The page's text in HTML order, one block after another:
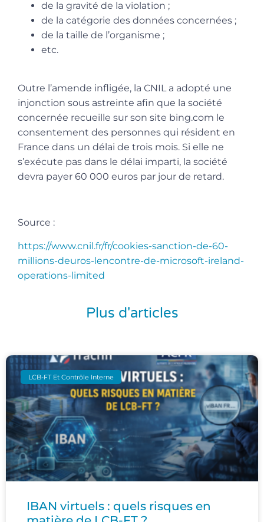
de la gravité de la violation ;
de la catégorie des données concernées ;
de la taille de l’organisme ;
etc.
Outre l’amende infligée, la CNIL a adopté une
injonction sous astreinte afin que la société
concernée recueille sur son site bing.com le
consentement des personnes qui résident en
France dans un délai de trois mois. Si elle ne
s’exécute pas dans le délai imparti, la société
devra payer 60 000 euros par jour de retard.
Source :
https://www.cnil.fr/fr/cookies-sanction-de-60-
millions-deuros-lencontre-de-microsoft-ireland-
operations-limited
Plus d'articles
LCB-FT Et Contrôle Interne
IBAN virtuels : quels risques en